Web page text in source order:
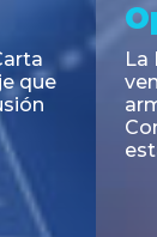
y
de